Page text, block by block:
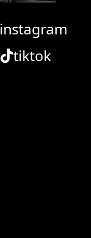
instagram
tiktok